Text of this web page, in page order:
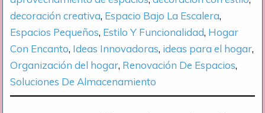
decoración creativa, Espacio Bajo La Escalera
Espacios Pequeños, Estilo Y Funcionalidad, Hogar
Con Encanto, Ideas Innovadoras, ideas para el hogar
Organización del hogar, Renovación De Espacios
Soluciones De Almacenamiento